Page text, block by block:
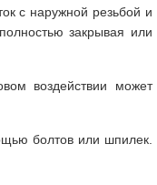
с наружной резьбой и
закрывая или
воздействии может
болтов или шпилек.